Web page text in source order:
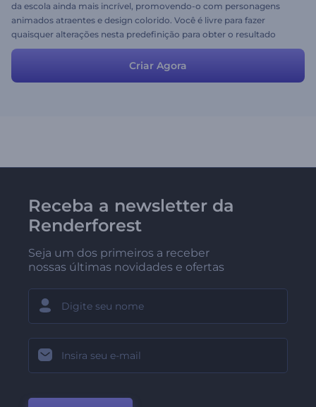
da escola ainda mais incrível, promovendo-o com personagens
animados atraentes e design colorido. Você é livre para fazer
quaisquer alterações nesta predefinição para obter o resultado
desejado; adicione ou elimine cenas, carregue a sua música,
Criar Agora
Receba a newsletter da
Renderforest
Seja um dos primeiros a receber
nossas últimas novidades e ofertas